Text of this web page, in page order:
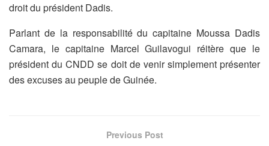
droit du président Dadis.
Parlant de la responsabilité du capitaine Moussa Dadis
Camara, le capitaine Marcel Guilavogui réitère que le
président du CNDD se doit de venir simplement présenter
des excuses au peuple de Guinée.
Previous Post